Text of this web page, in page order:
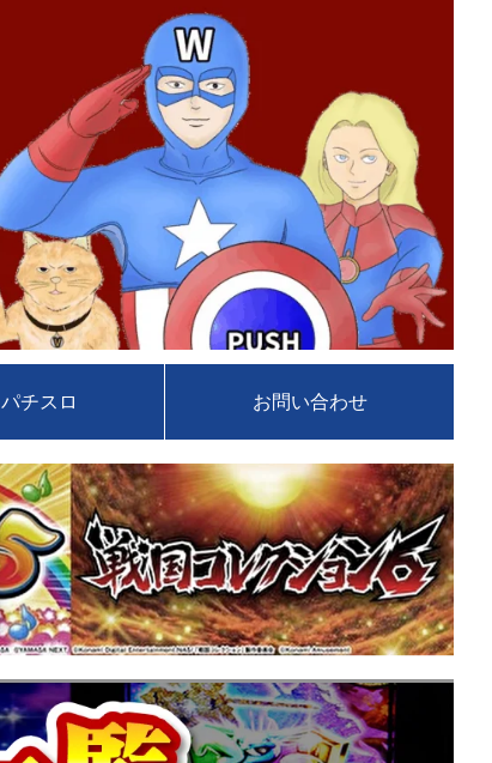
パチスロ お問い合わせ